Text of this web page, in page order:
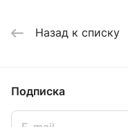
Назад к списку
Подписка